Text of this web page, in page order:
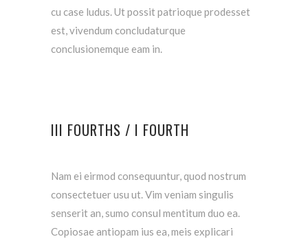
cu case ludus. Ut possit patrioque prodesset
est, vivendum concludaturque
conclusionemque eam in.
III FOURTHS / I FOURTH
Nam ei eirmod consequuntur, quod nostrum
consectetuer usu ut. Vim veniam singulis
senserit an, sumo consul mentitum duo ea.
Copiosae antiopam ius ea, meis explicari